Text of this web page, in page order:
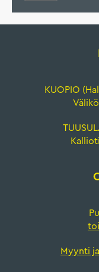
KUOPIO
Myynti